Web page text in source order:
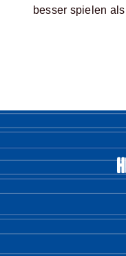
besser spielen